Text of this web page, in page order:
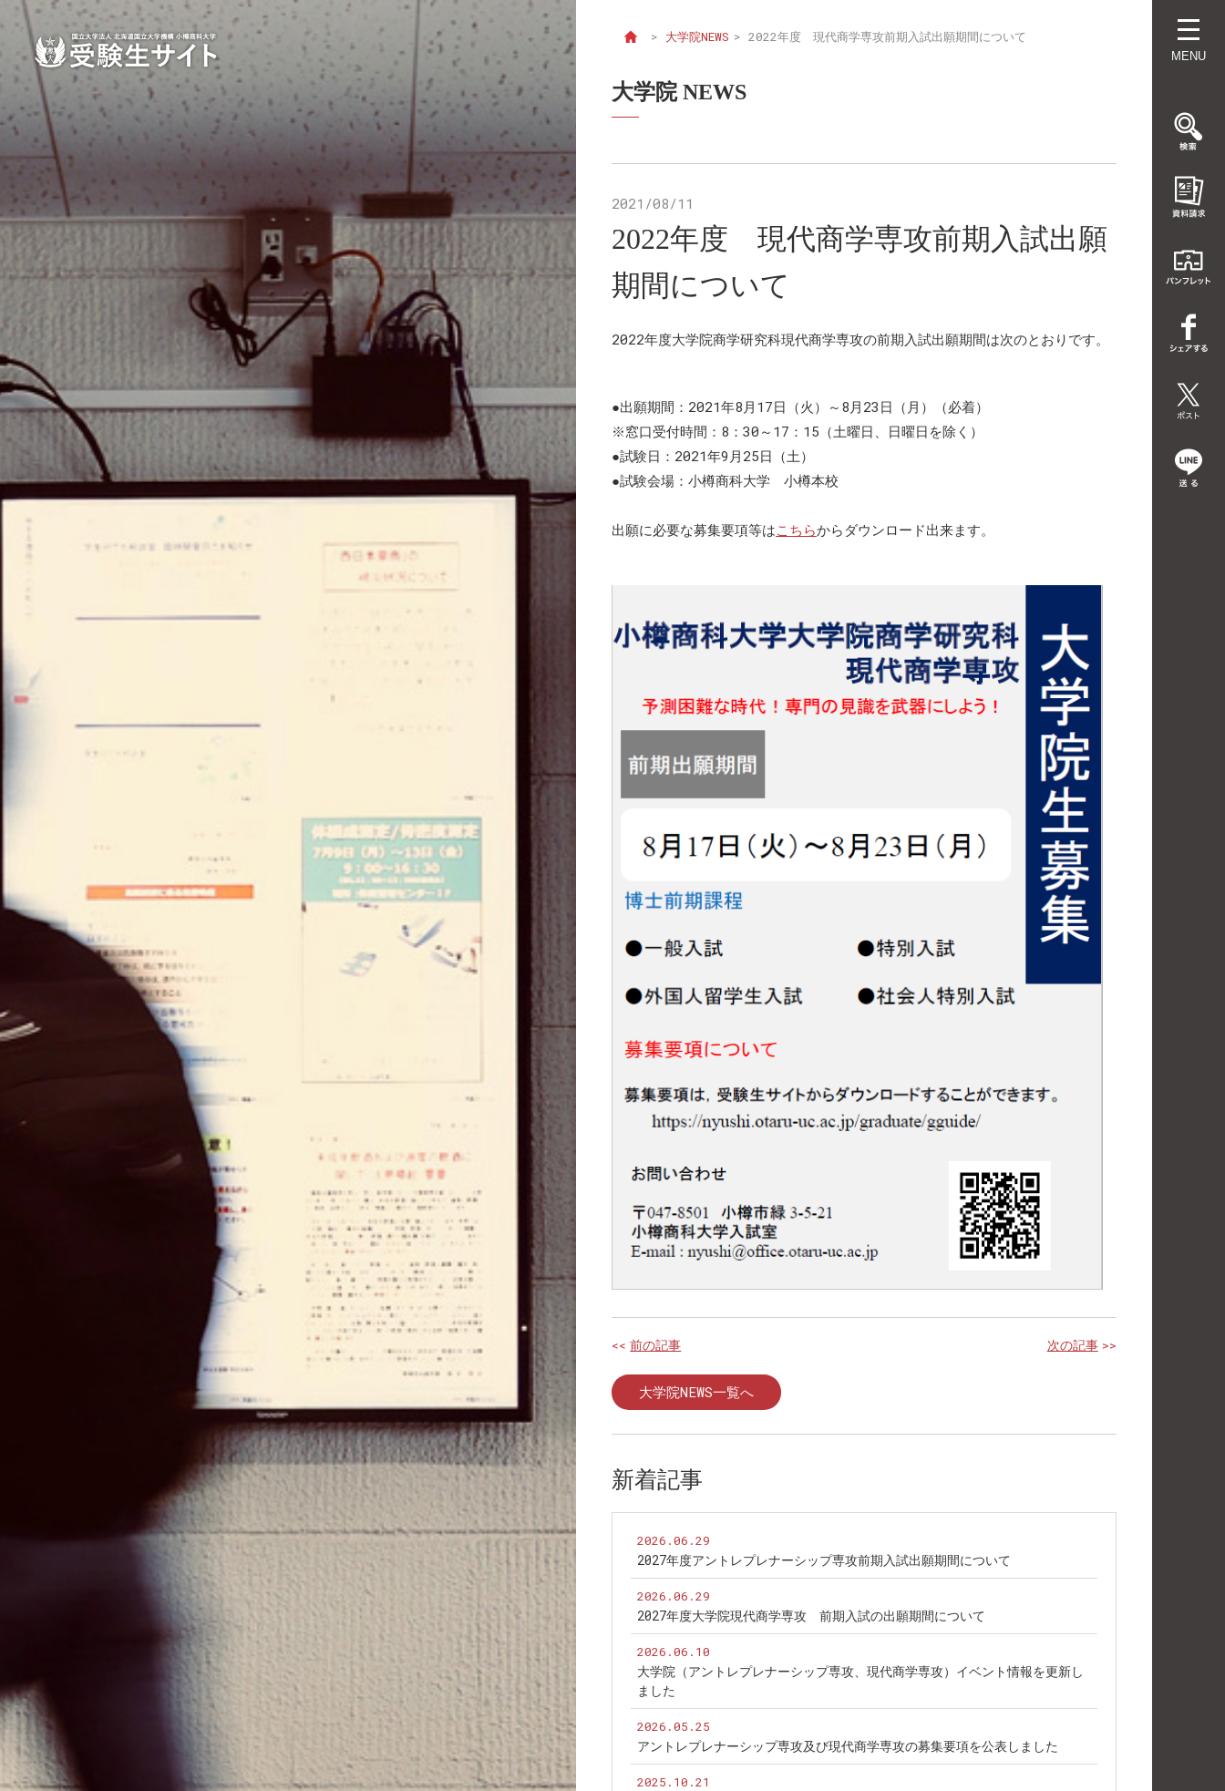
> 大学院NEWS > 2022年度 現代商学専攻前期入試出願期間について
大学院 NEWS
2021/08/11
2022年度 現代商学専攻前期入試出願
期間について
2022年度大学院商学研究科現代商学専攻の前期入試出願期間は次のとおりです。
●出願期間：2021年8月17日（火）～8月23日（月）（必着）
※窓口受付時間：8：30～17：15（土曜日、日曜日を除く）
●試験日：2021年9月25日（土）
●試験会場：小樽商科大学 小樽本校
出願に必要な募集要項等はこちらからダウンロード出来ます。
<<前の記事 次の記事>>
大学院NEWS一覧へ
新着記事
2026.06.29
2027年度アントレプレナーシップ専攻前期入試出願期間について
2026.06.29
2027年度大学院現代商学専攻 前期入試の出願期間について
2026.06.10
大学院（アントレプレナーシップ専攻、現代商学専攻）イベント情報を更新し
ました
2026.05.25
アントレプレナーシップ専攻及び現代商学専攻の募集要項を公表しました
2025.10.21
MENU